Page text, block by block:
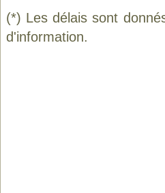
(*) Les délais sont
d'information.